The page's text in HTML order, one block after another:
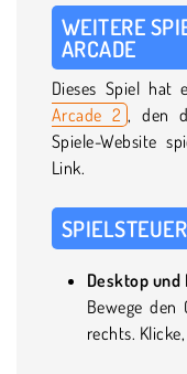
WEITERE
ARCADE
Dieses Spiel hat
Arcade 2 , den
Spiele-Website
Link.
Desktop und
Bewege den
rechts.